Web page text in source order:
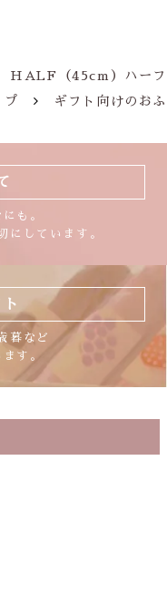
HALF（45cm）ハーフ
プ
ギフト向けのおふ
も。
にしています。
暮など
す。